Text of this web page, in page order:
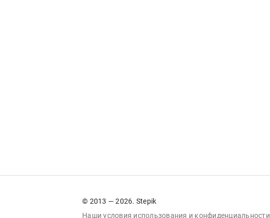
© 2013 — 2026. Stepik
Наши условия использования и конфиденциальности